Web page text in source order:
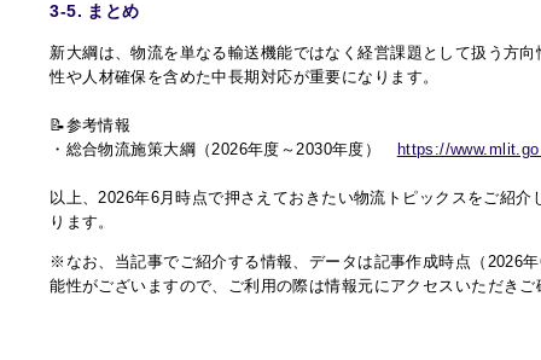
3-5. まとめ
新大綱は、物流を単なる輸送機能ではなく経営課題として扱う方
性や人材確保を含めた中長期対応が重要になります。
📝参考情報
・総合物流施策大綱（2026年度～2030年度）
https://
以上、2026年6月時点で押さえておきたい物流トピックスをご紹
ります。
※なお、当記事でご紹介する情報、データは記事作成時点（2026
能性がございますので、ご利用の際は情報元にアクセスいただき